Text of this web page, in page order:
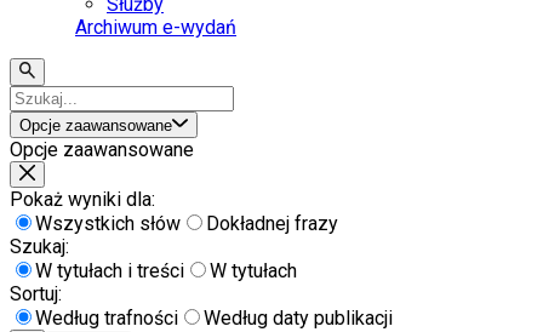
Archiwum e-wydań
Opcje zaawansowane
Opcje zaawansowane
Pokaż wyniki dla:
Wszystkich słów
Dokładnej frazy
Szukaj:
W tytułach i treści
W tytułach
Sortuj:
Według trafności
Według daty publikacji